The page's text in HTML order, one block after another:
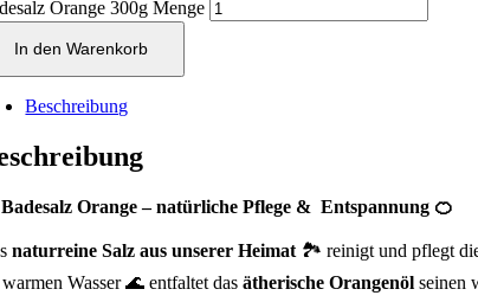
Orange 300g Menge
In den Warenkorb
Beschreibung
Orange – natürliche Pflege & Entspannung 🍊
naturreine Salz aus unserer Heimat 🏞️ reinigt und pflegt
Wasser 🌊 entfaltet dasätherische Orangenöl seinen